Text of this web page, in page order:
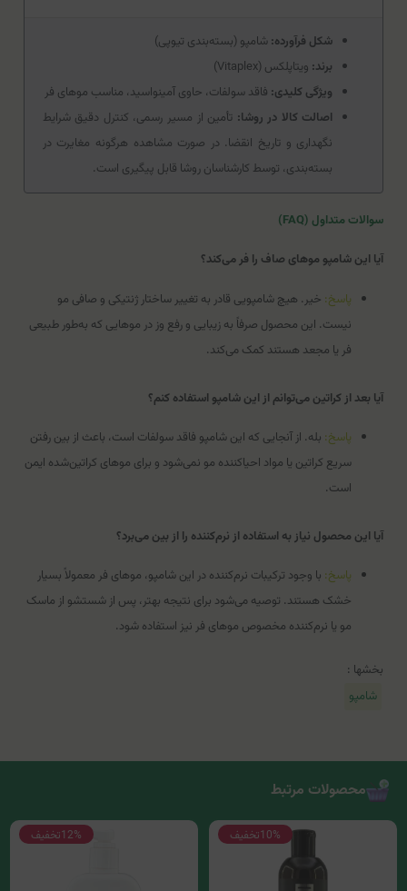
شکل فرآورده:شامپو (بسته‌بندی تیوپی)
برند: ویتاپلکس (Vitaplex)
ویژگی کلیدی: فاقد سولفات، حاوی آمینواسید، مناسب موهای فر
اصالت کالا در روشا: تأمین از مسیر رسمی، کنترل دقیق شرایط
نگهداری و تاریخ انقضا. در صورت مشاهده هرگونه مغایرت در
بسته‌بندی، توسط کارشناسان روشا قابل پیگیری است.
سوالات متداول (FAQ)
آیا این شامپو موهای صاف را فر می‌کند؟
پاسخ: خیر. هیچ شامپویی قادر به تغییر ساختار ژنتیکی و صافی مو
نیست. این محصول صرفاً به زیبایی و رفع وز در موهایی که به‌طور طبیعی
فر یا مجعد هستند کمک می‌کند.
آیا بعد از کراتین می‌توانم از این شامپو استفاده کنم؟
پاسخ: بله. از آنجایی که این شامپو فاقد سولفات است، باعث از بین رفتن
سریع کراتین یا مواد احیاکننده مو نمی‌شود و برای موهای کراتین‌شده ایمن
است.
آیا این محصول نیاز به استفاده از نرم‌کننده را از بین می‌برد؟
پاسخ: با وجود ترکیبات نرم‌کننده در این شامپو، موهای فر معمولاً بسیار
خشک هستند. توصیه می‌شود برای نتیجه بهتر، پس از شستشو از ماسک
مو یا نرم‌کننده مخصوص موهای فر نیز استفاده شود.
بخشها :
شامپو
محصولات مرتبط
10%تخفیف 12%تخفیف